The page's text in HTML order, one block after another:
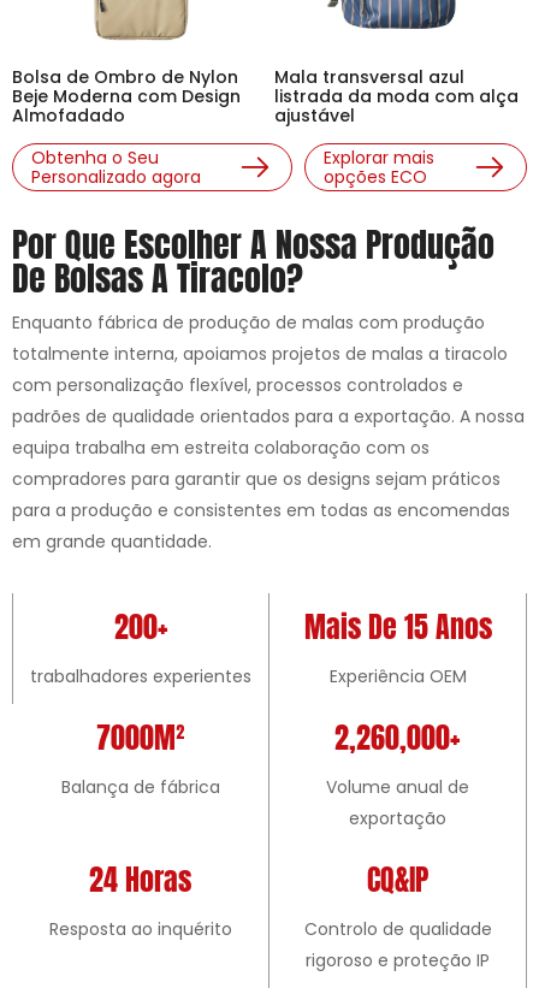
Bolsa de Ombro de Nylon
Beje Moderna com Design
Almofadado
Mala transversal azul
listrada da moda com alça
ajustável
Obtenha o Seu
Personalizado agora
Explorar mais
opções ECO
Por Que Escolher A Nossa Produção
De Bolsas A Tiracolo?
Enquanto fábrica de produção de malas com produção
totalmente interna, apoiamos projetos de malas a tiracolo
com personalização flexível, processos controlados e
padrões de qualidade orientados para a exportação. A nossa
equipa trabalha em estreita colaboração com os
compradores para garantir que os designs sejam práticos
para a produção e consistentes em todas as encomendas
em grande quantidade.
200+
trabalhadores experientes
Mais De 15 Anos
Experiência OEM
7000M²
Balança de fábrica
2,260,000+
Volume anual de
exportação
24 Horas
Resposta ao inquérito
CQ&IP
Controlo de qualidade
rigoroso e proteção IP